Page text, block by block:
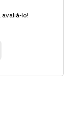
avaliá-lo!